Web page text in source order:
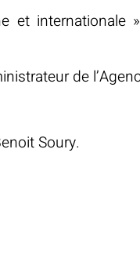
et internationale
de
Soury.